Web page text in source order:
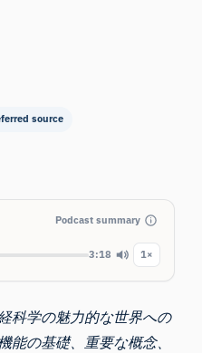
source
Podcast summary
3:18 1×
科学の魅力的な世界への
能の基礎、重要な概念、